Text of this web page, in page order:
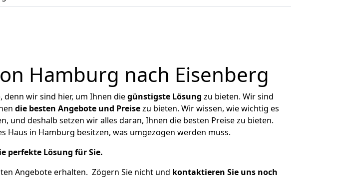
Hamburg nach Eisenberg
wir sind hier, um Ihnen diegünstigste Lösung zu bieten. Wir sind
die besten Angebote und Preisezu bieten. Wir wissen, wie wichtig es
und deshalb setzen wir alles daran, Ihnen die besten Preise zu bieten.
Haus in Hamburg besitzen, was umgezogen werden muss.
perfekte Lösung für Sie.
Angebote erhalten. Zögern Sie nicht und kontaktieren Sie uns noch